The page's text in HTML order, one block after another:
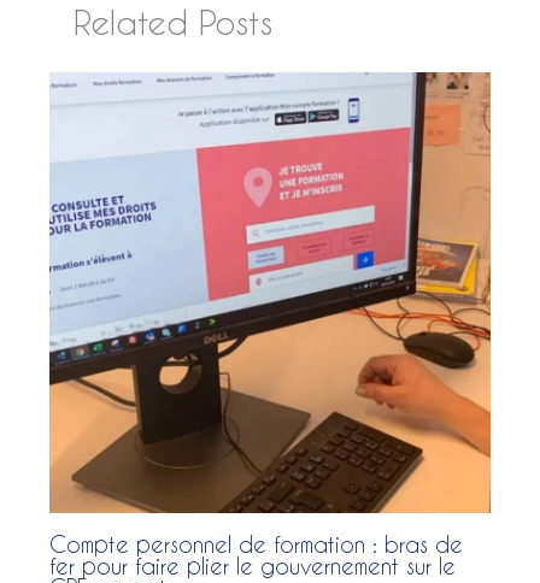
Related Posts
Compte personnel de formation : bras de
fer pour faire plier le gouvernement sur le